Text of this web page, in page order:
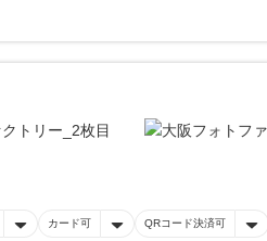
カード可 QRコード決済可